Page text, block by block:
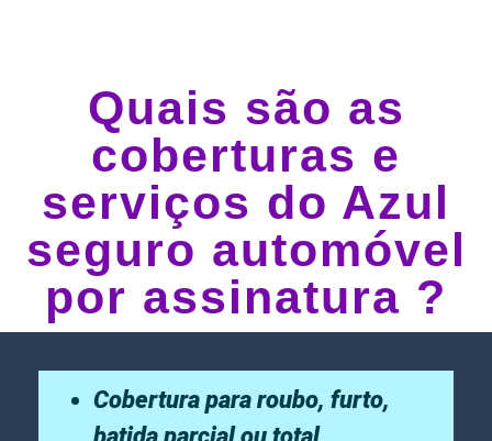
Quais são as
coberturas e
serviços do Azul
seguro automóvel
por assinatura ?
Cobertura para roubo, furto,